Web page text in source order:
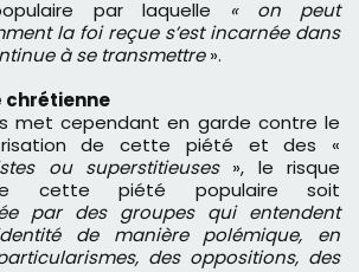
par laquelle
« on peut
la foi reçue s’est incarnée dans
à se transmettre».
chrétienne
met cependant en garde contre le
de cette piété et des «
ou superstitieuses», le risque
cette piété populaire soit
par des groupes qui entendent
de manière polémique, en
des oppositions, des